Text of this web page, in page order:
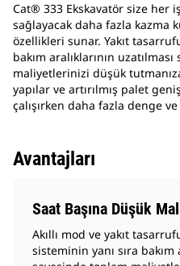
Cat® 333 Ekskavatör size her
sağlayacak daha fazla kazma
özellikleri sunar. Yakıt
bakım aralıklarının
maliyetlerinizi düşük
yapılar ve artırılmış palet
çalışırken daha fazla denge ve
Avantajları
Saat Başına Düşük
Akıllı mod ve yakıt
sisteminin yanı sıra bakım